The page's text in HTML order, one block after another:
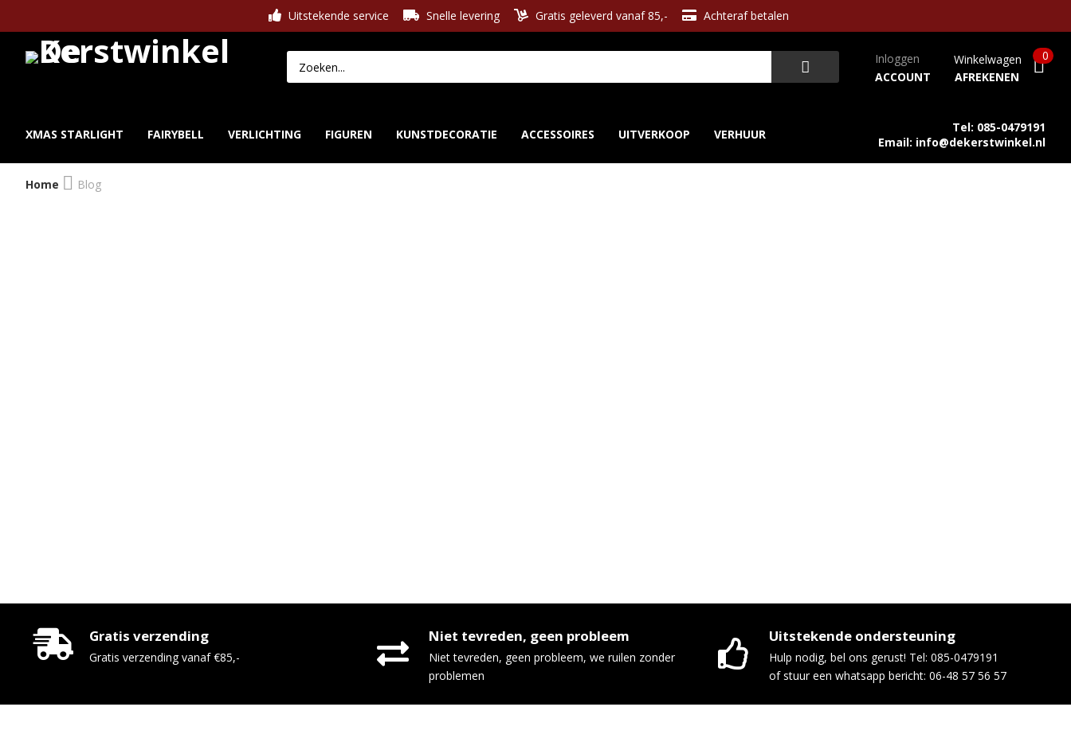
Uitstekende service Snelle levering Gratis geleverd vanaf 85,- Achteraf betalen
Inloggen
ACCOUNT
Winkelwagen
AFREKENEN
0
XMAS STARLIGHT FAIRYBELL VERLICHTING FIGUREN KUNSTDECORATIE ACCESSOIRES UITVERKOOP VERHUUR
Tel: 085-0479191
Email: info@dekerstwinkel.nl
Home Blog
Gratis verzending
Gratis verzending vanaf €85,-
Niet tevreden, geen probleem
Niet tevreden, geen probleem, we ruilen zonder
problemen
Uitstekende ondersteuning
Hulp nodig, bel ons gerust! Tel: 085-0479191
of stuur een whatsapp bericht: 06-48 57 56 57